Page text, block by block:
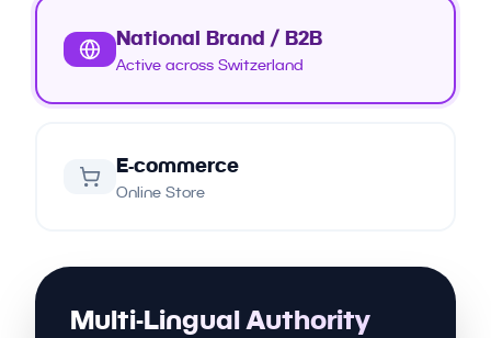
National Brand / B2B
Active across Switzerland
E-commerce
Online Store
Multi-Lingual Authority